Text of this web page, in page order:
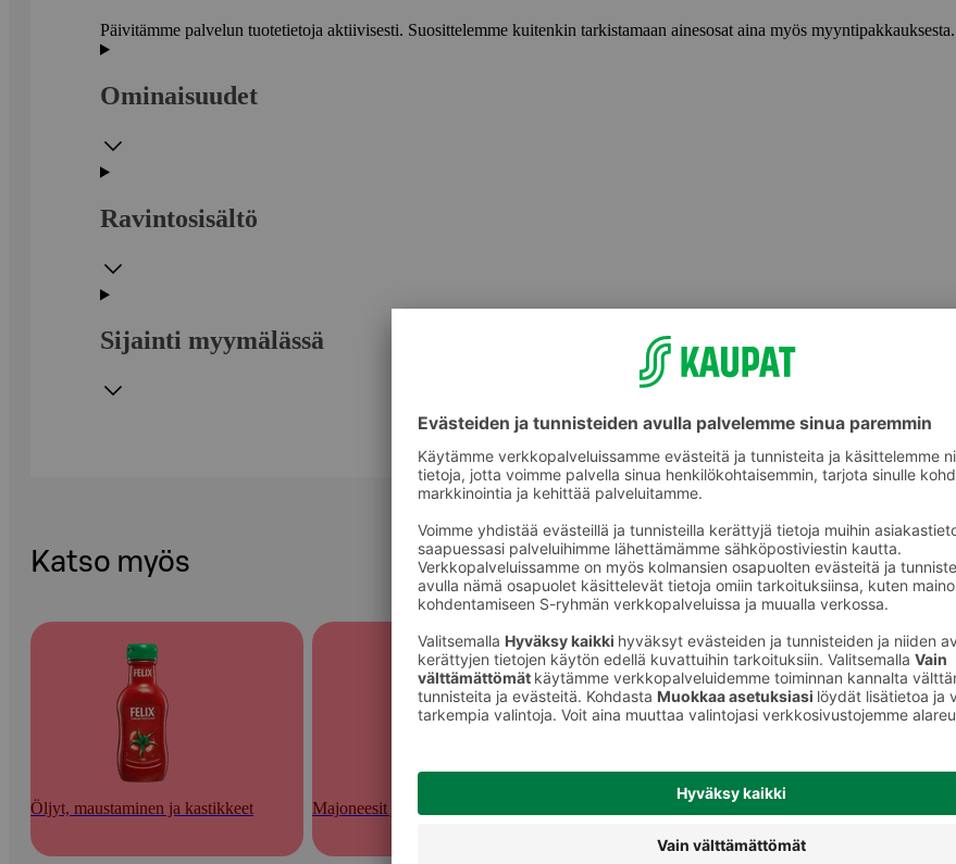
Päivitämme palvelun tuotetietoja aktiivisesti. Suosittelemme kuitenkin tarkistamaan ainesosat aina myös myyntipakkauksesta.
Ominaisuudet
Ravintosisältö
Sijainti myymälässä
Katso myös
Öljyt, maustaminen ja kastikkeet Majoneesit ja majoneesikastikkeet